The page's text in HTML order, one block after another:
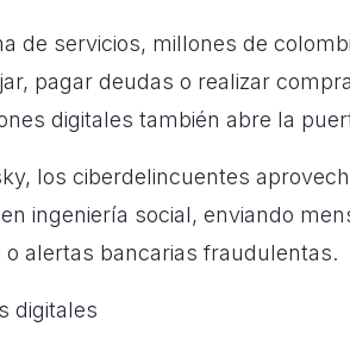
de servicios, millones de
pagar deudas o realizar
digitales también abre la
los ciberdelincuentes
ingeniería social, enviando
alertas bancarias fraudulentas.
digitales